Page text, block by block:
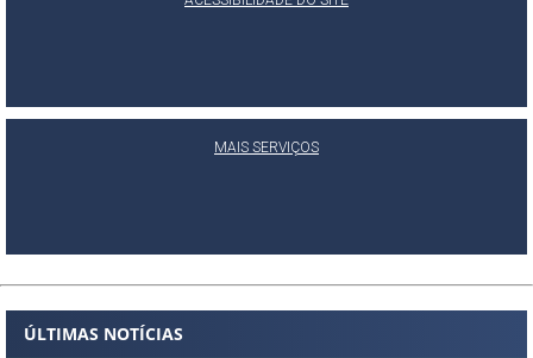
MAIS SERVIÇOS
ÚLTIMAS NOTÍCIAS